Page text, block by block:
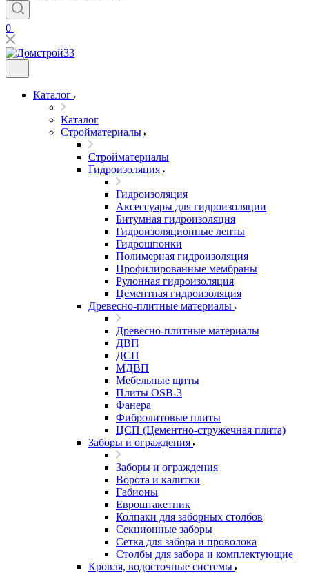
0
Каталог
Каталог
Стройматериалы
Стройматериалы
Гидроизоляция
Гидроизоляция
Аксессуары для гидроизоляции
Битумная гидроизоляция
Гидроизоляционные ленты
Гидрошпонки
Полимерная гидроизоляция
Профилированные мембраны
Рулонная гидроизоляция
Цементная гидроизоляция
Древесно-плитные материалы
Древесно-плитные материалы
ДВП
ДСП
МДВП
Мебельные щиты
Плиты OSB-3
Фанера
Фибролитовые плиты
ЦСП (Цементно-стружечная плита)
Заборы и ограждения
Заборы и ограждения
Ворота и калитки
Габионы
Евроштакетник
Колпаки для заборных столбов
Секционные заборы
Сетка для забора и проволока
Столбы для забора и комплектующие
Кровля, водосточные системы